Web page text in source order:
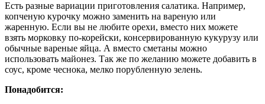
Есть разные вариации приготовления салатика. Например,
копченую курочку можно заменить на вареную или
жаренную. Если вы не любите орехи, вместо них можете
взять морковку по-корейски, консервированную кукурузу или
обычные вареные яйца. А вместо сметаны можно
использовать майонез. Так же по желанию можете добавить в
соус, кроме чеснока, мелко порубленную зелень.
Понадобится: